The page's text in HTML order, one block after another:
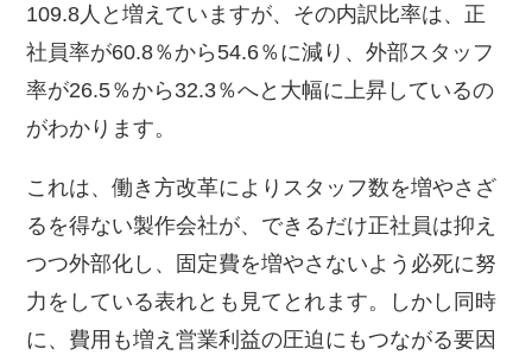
109.8人と増えていますが、その内訳比率は、正
社員率が60.8％から54.6％に減り、外部スタッフ
率が26.5％から32.3％へと大幅に上昇しているの
がわかります。
これは、働き方改革によりスタッフ数を増やさざ
るを得ない製作会社が、できるだけ正社員は抑え
つつ外部化し、固定費を増やさないよう必死に努
力をしている表れとも見てとれます。しかし同時
に、費用も増え営業利益の圧迫にもつながる要因